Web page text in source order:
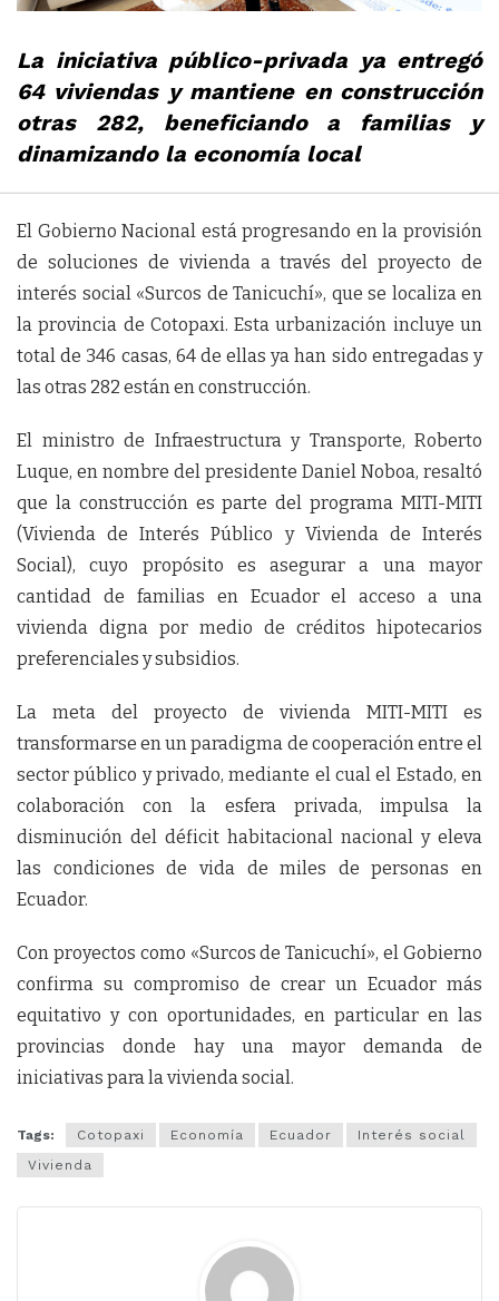
La iniciativa público-privada ya entregó
64 viviendas y mantiene en construcción
otras 282, beneficiando a familias y
dinamizando la economía local
El Gobierno Nacional está progresando en la provisión
de soluciones de vivienda a través del proyecto de
interés social «Surcos de Tanicuchí», que se localiza en
la provincia de Cotopaxi. Esta urbanización incluye un
total de 346 casas, 64 de ellas ya han sido entregadas y
las otras 282 están en construcción.
El ministro de Infraestructura y Transporte, Roberto
Luque, en nombre del presidente Daniel Noboa, resaltó
que la construcción es parte del programa MITI-MITI
(Vivienda de Interés Público y Vivienda de Interés
Social), cuyo propósito es asegurar a una mayor
cantidad de familias en Ecuador el acceso a una
vivienda digna por medio de créditos hipotecarios
preferenciales y subsidios.
La meta del proyecto de vivienda MITI-MITI es
transformarse en un paradigma de cooperación entre el
sector público y privado, mediante el cual el Estado, en
colaboración con la esfera privada, impulsa la
disminución del déficit habitacional nacional y eleva
las condiciones de vida de miles de personas en
Ecuador.
Con proyectos como «Surcos de Tanicuchí», el Gobierno
confirma su compromiso de crear un Ecuador más
equitativo y con oportunidades, en particular en las
provincias donde hay una mayor demanda de
iniciativas para la vivienda social.
Tags: Cotopaxi Economía Ecuador
Interés social
Vivienda